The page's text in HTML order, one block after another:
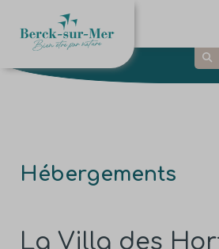
Hébergements
La Villa des